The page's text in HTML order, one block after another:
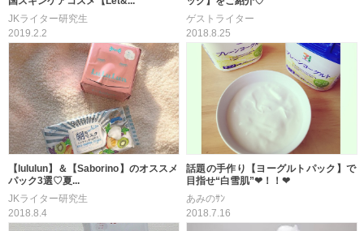
JKライター研究生
2019.2.2
ゲストライター
2018.8.25
【lululun】＆【Saborino】のオススメ
パック3選♡夏...
JKライター研究生
2018.8.4
話題の手作り【ヨーグルトパック】で
目指せ“白雪肌”❤！！❤︎
あみのｻﾝ
2018.7.16